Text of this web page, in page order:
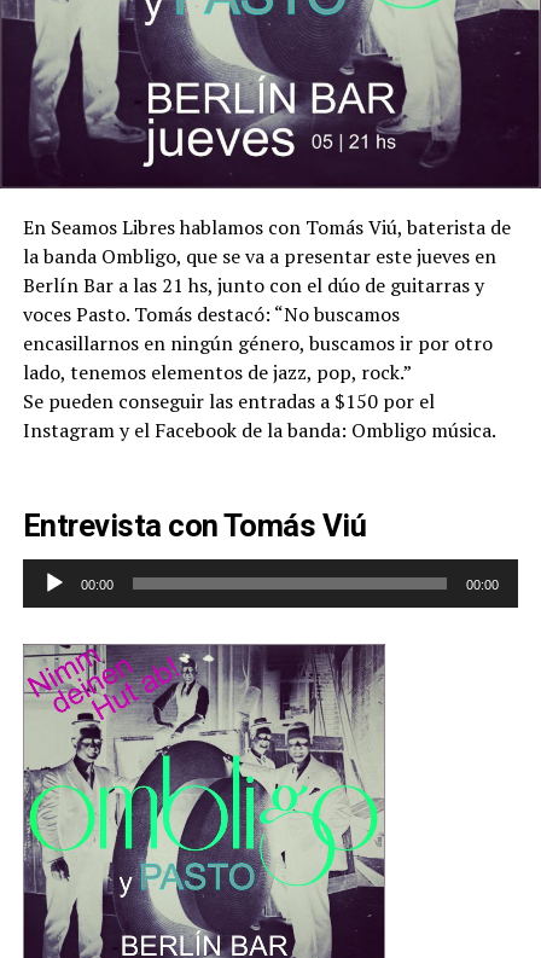
En Seamos Libres hablamos con Tomás Viú, baterista de
la banda Ombligo, que se va a presentar este jueves en
Berlín Bar a las 21 hs, junto con el dúo de guitarras y
voces Pasto. Tomás destacó: “No buscamos
encasillarnos en ningún género, buscamos ir por otro
lado, tenemos elementos de jazz, pop, rock.”
Se pueden conseguir las entradas a $150 por el
Instagram y el Facebook de la banda: Ombligo música.
Entrevista con Tomás Viú
Reproductor
00:00 00:00